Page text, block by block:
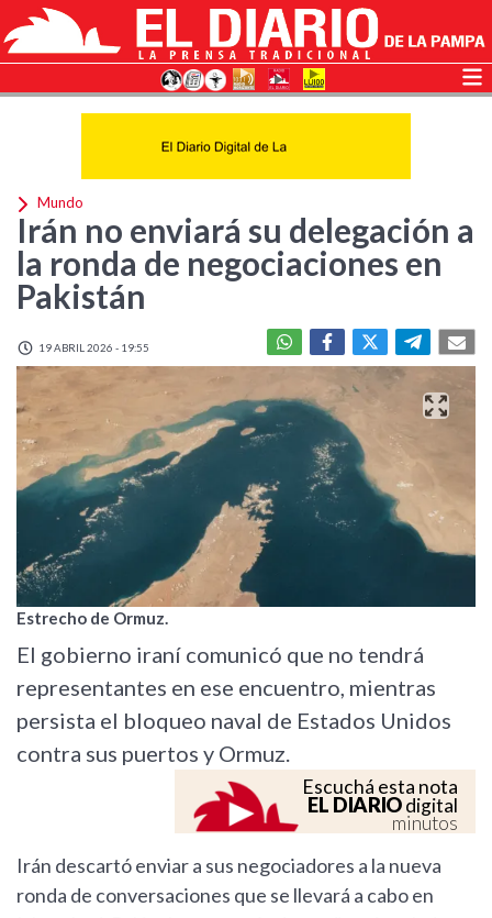
Mundo
Irán no enviará su delegación a
la ronda de negociaciones en
Pakistán
19 ABRIL 2026 - 19:55
Estrecho de Ormuz.
El gobierno iraní comunicó que no tendrá
representantes en ese encuentro, mientras
persista el bloqueo naval de Estados Unidos
contra sus puertos y Ormuz.
Escuchá esta nota
EL DIARIOdigital
minutos
Irán descartó enviar a sus negociadores a la nueva
ronda de conversaciones que se llevará a cabo en